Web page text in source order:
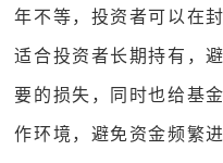
年不等，投资者可以在
适合投资者长期持有，
要的损失，同时也给基
作环境，避免资金频繁